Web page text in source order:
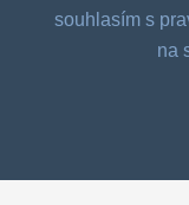
souhlasím s
na